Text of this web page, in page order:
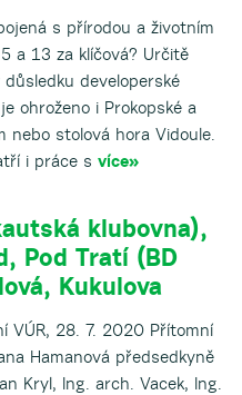
s přírodou a životním
a 13 za klíčová? Určitě
developerské
ohroženo i Prokopské a
nebo stolová hora Vidoule.
i práce s více»
klubovna),
Pod Tratí (BD
Kukulova
VÚR, 28. 7. 2020 Přítomní
Hamanová předsedkyně
Kryl, Ing. arch. Vacek, Ing.